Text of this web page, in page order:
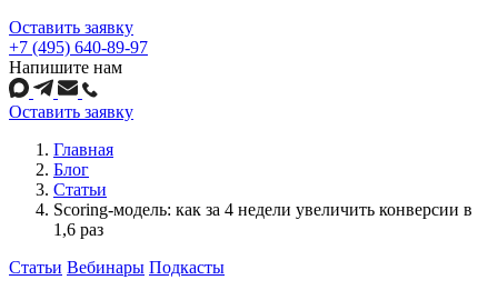
Оставить заявку
+7 (495) 640-89-97
Напишите нам
Оставить заявку
Главная
Блог
Статьи
Scoring-модель: как за 4 недели увеличить конверсии в
1,6 раз
Статьи Вебинары Подкасты